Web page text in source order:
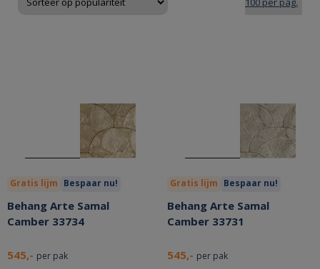
Gratis lijm Bespaar nu!
Behang Arte Samal
Camber 33734
545,- per pak
Gratis lijm Bespaar nu!
Behang Arte Samal
Camber 33731
545,- per pak